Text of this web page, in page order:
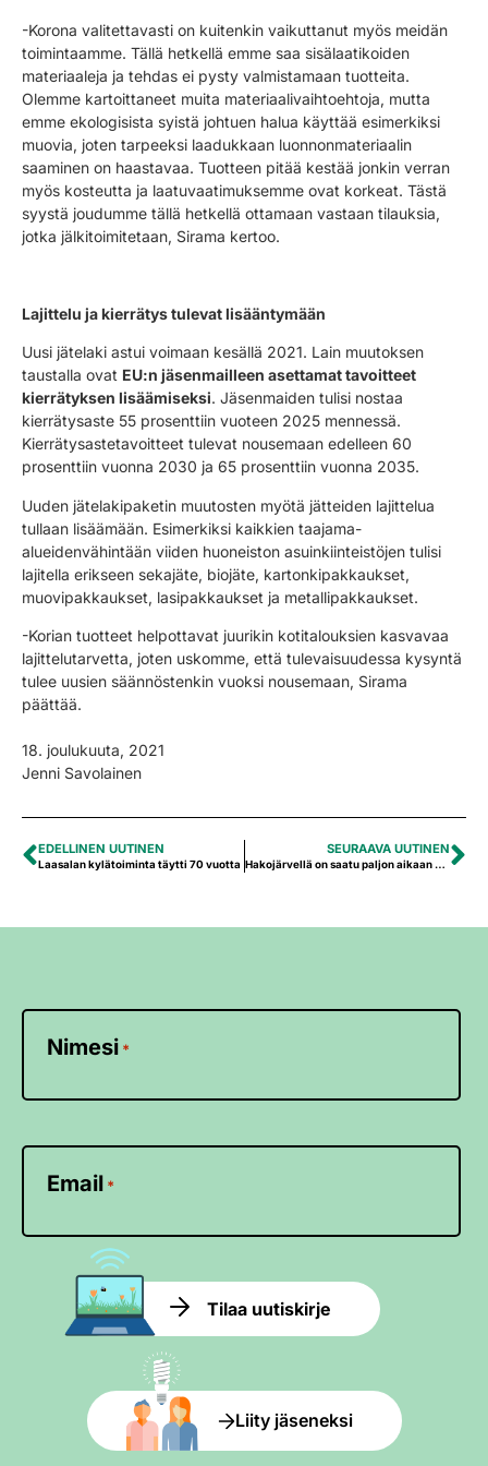
-Korona valitettavasti on kuitenkin vaikuttanut myös meidän
toimintaamme. Tällä hetkellä emme saa sisälaatikoiden
materiaaleja ja tehdas ei pysty valmistamaan tuotteita.
Olemme kartoittaneet muita materiaalivaihtoehtoja, mutta
emme ekologisista syistä johtuen halua käyttää esimerkiksi
muovia, joten tarpeeksi laadukkaan luonnonmateriaalin
saaminen on haastavaa. Tuotteen pitää kestää jonkin verran
myös kosteutta ja laatuvaatimuksemme ovat korkeat. Tästä
syystä joudumme tällä hetkellä ottamaan vastaan tilauksia,
jotka jälkitoimitetaan, Sirama kertoo.
Lajittelu ja kierrätys tulevat lisääntymään
Uusi jätelaki astui voimaan kesällä 2021. Lain muutoksen
taustalla ovat EU:n jäsenmailleen asettamat tavoitteet
kierrätyksen lisäämiseksi. Jäsenmaiden tulisi nostaa
kierrätysaste 55 prosenttiin vuoteen 2025 mennessä.
Kierrätysastetavoitteet tulevat nousemaan edelleen 60
prosenttiin vuonna 2030 ja 65 prosenttiin vuonna 2035.
Uuden jätelakipaketin muutosten myötä jätteiden lajittelua
tullaan lisäämään. Esimerkiksi kaikkien taajama-
alueidenvähintään viiden huoneiston asuinkiinteistöjen tulisi
lajitella erikseen sekajäte, biojäte, kartonkipakkaukset,
muovipakkaukset, lasipakkaukset ja metallipakkaukset.
-Korian tuotteet helpottavat juurikin kotitalouksien kasvavaa
lajittelutarvetta, joten uskomme, että tulevaisuudessa kysyntä
tulee uusien säännöstenkin vuoksi nousemaan, Sirama
päättää.
18. joulukuuta, 2021
Jenni Savolainen
EDELLINEN UUTINEN
Laasalan kylätoiminta täytti 70 vuotta
SEURAAVA UUTINEN
Hakojärvellä on saatu paljon aikaan Leader-hankkeilla
Nimesi *
Email *
Tilaa uutiskirje
Liity jäseneksi